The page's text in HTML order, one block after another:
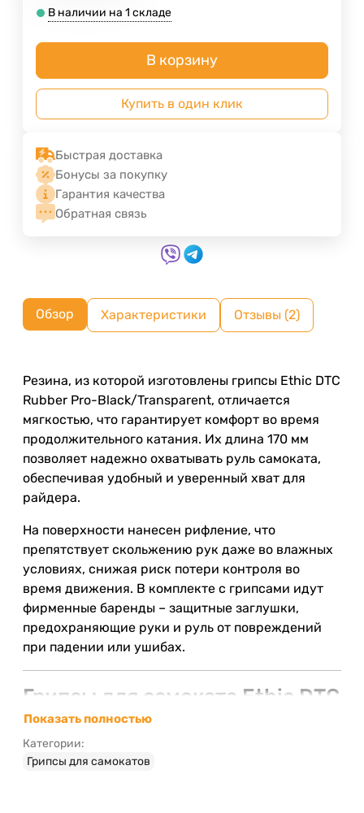
В наличии на 1 складе
В корзину
Купить в один клик
Быстрая доставка
Бонусы за покупку
Гарантия качества
Обратная связь
Обзор Характеристики Отзывы (2)
Резина, из которой изготовлены грипсы Ethic DTC
Rubber Pro-Black/Transparent, отличается
мягкостью, что гарантирует комфорт во время
продолжительного катания. Их длина 170 мм
позволяет надежно охватывать руль самоката,
обеспечивая удобный и уверенный хват для
райдера.
На поверхности нанесен рифление, что
препятствует скольжению рук даже во влажных
условиях, снижая риск потери контроля во
время движения. В комплекте с грипсами идут
фирменные баренды – защитные заглушки,
предохраняющие руки и руль от повреждений
при падении или ушибах.
Грипсы для самоката Ethic DTC
Rubber Pro- Black/Transparent
Эта модель создана во Франции и предлагает
удачное сочетание материала и дизайна в
Показать полностью
Категории:
Грипсы для самокатов